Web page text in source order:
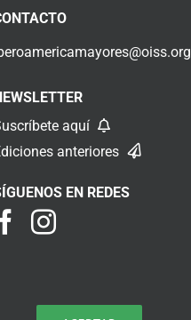
aquí
anteriores
EN REDES